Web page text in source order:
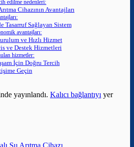
edilme nedenleri:
Cihazının Avantajları
Tasarruf Sağlayan Sistem
avantajları:
ve Hızlı Hizmet
ve Destek Hizmetleri
hizmetler:
İçin Doğru Tercih
Geçin
yayınlandı. Kalıcı bağlantıyı yer